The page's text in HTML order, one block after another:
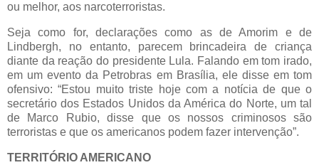
ou melhor, aos narcoterroristas.
Seja como for, declarações como as de Amorim e de
Lindbergh, no entanto, parecem brincadeira de criança
diante da reação do presidente Lula. Falando em tom irado,
em um evento da Petrobras em Brasília, ele disse em tom
ofensivo: “Estou muito triste hoje com a notícia de que o
secretário dos Estados Unidos da América do Norte, um tal
de Marco Rubio, disse que os nossos criminosos são
terroristas e que os americanos podem fazer intervenção”.
TERRITÓRIO AMERICANO